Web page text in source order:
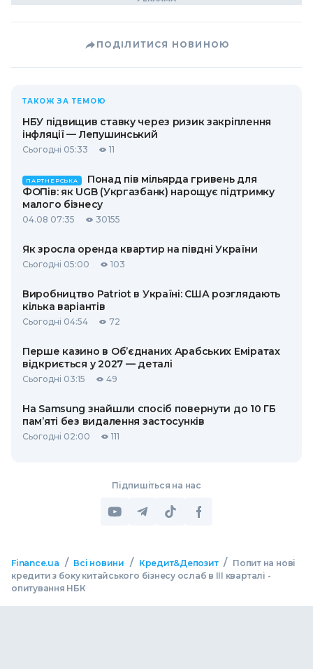
ПОДІЛИТИСЯ НОВИНОЮ
ТАКОЖ ЗА ТЕМОЮ
НБУ підвищив ставку через ризик закріплення
інфляції — Лепушинський
Сьогодні 05:33 11
ПАРТНЕРСЬКА
Понад пів мільярда гривень для
ФОПів: як UGB (Укргазбанк) нарощує підтримку
малого бізнесу
04.08 07:35 30155
Як зросла оренда квартир на півдні України
Сьогодні 05:00 103
Виробництво Patriot в Україні: США розглядають
кілька варіантів
Сьогодні 04:54 72
Перше казино в Об’єднаних Арабських Еміратах
відкриється у 2027 — деталі
Сьогодні 03:15 49
На Samsung знайшли спосіб повернути до 10 ГБ
пам’яті без видалення застосунків
Сьогодні 02:00 111
Підпишіться на нас
Finance.ua / Всі новини / Кредит&Депозит / Попит на нові
кредити з боку китайського бізнесу ослаб в III кварталі -
опитування НБК